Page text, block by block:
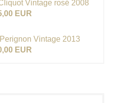
Vintage rosé 2008
EUR
Vintage 2013
EUR